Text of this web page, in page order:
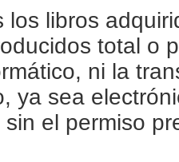
los libros
total o
ni la
ya sea
el permiso